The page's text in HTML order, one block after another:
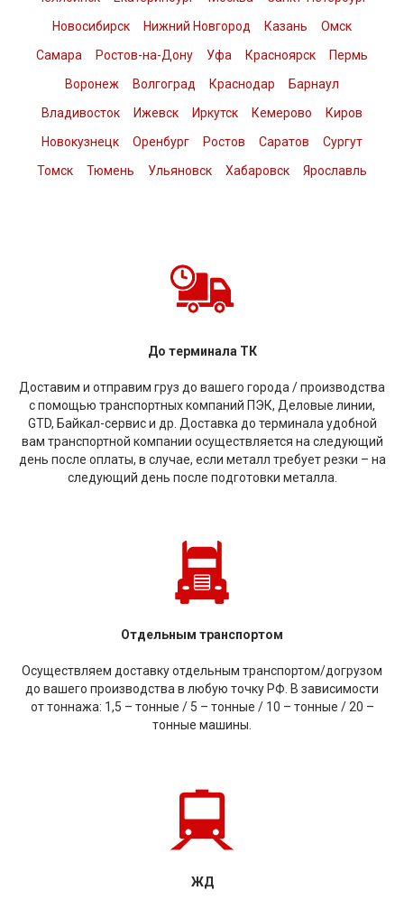
Новосибирск
Нижний Новгород Казань
Омск
Самара
Ростов-на-Дону Уфа Красноярск
Пермь
Воронеж
Волгоград Краснодар
Барнаул
Владивосток
Ижевск Иркутск Кемерово
Киров
Новокузнецк
Оренбург Ростов Саратов
Сургут
Томск
Тюмень Ульяновск Хабаровск Ярославль
До терминала ТК
Доставим и отправим груз до вашего города / производства
с помощью транспортных компаний ПЭК, Деловые линии,
GTD, Байкал-сервис и др. Доставка до терминала удобной
вам транспортной компании осуществляется на следующий
день после оплаты, в случае, если металл требует резки – на
следующий день после подготовки металла.
Отдельным транспортом
Осуществляем доставку отдельным транспортом/догрузом
до вашего производства в любую точку РФ. В зависимости
от тоннажа: 1,5 – тонные / 5 – тонные / 10 – тонные / 20 –
тонные машины.
ЖД